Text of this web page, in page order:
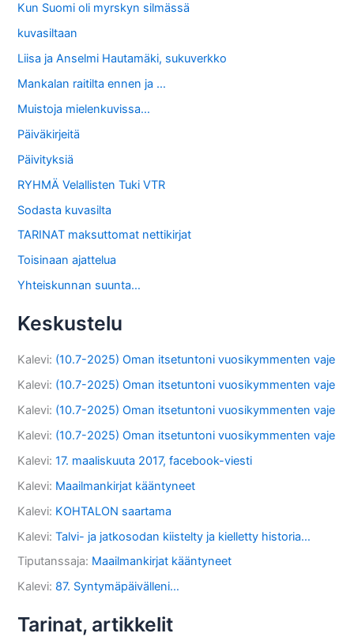
Kun Suomi oli myrskyn silmässä
kuvasiltaan
Liisa ja Anselmi Hautamäki, sukuverkko
Mankalan raitilta ennen ja …
Muistoja mielenkuvissa…
Päiväkirjeitä
Päivityksiä
RYHMÄ Velallisten Tuki VTR
Sodasta kuvasilta
TARINAT maksuttomat nettikirjat
Toisinaan ajattelua
Yhteiskunnan suunta…
Keskustelu
Kalevi: (10.7-2025) Oman itsetuntoni vuosikymmenten vaje
Kalevi: (10.7-2025) Oman itsetuntoni vuosikymmenten vaje
Kalevi: (10.7-2025) Oman itsetuntoni vuosikymmenten vaje
Kalevi: (10.7-2025) Oman itsetuntoni vuosikymmenten vaje
Kalevi:17. maaliskuuta 2017, facebook-viesti
Kalevi: Maailmankirjat kääntyneet
Kalevi: KOHTALON saartama
Kalevi:Talvi- ja jatkosodan kiistelty ja kielletty historia…
Tiputanssaja: Maailmankirjat kääntyneet
Kalevi: 87. Syntymäpäivälleni…
Tarinat, artikkelit